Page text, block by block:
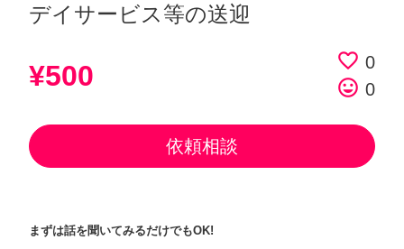
デイサービス等の送迎
¥500 favorite_border 0
tag_faces 0
依頼相談
まずは話を聞いてみるだけでもOK!